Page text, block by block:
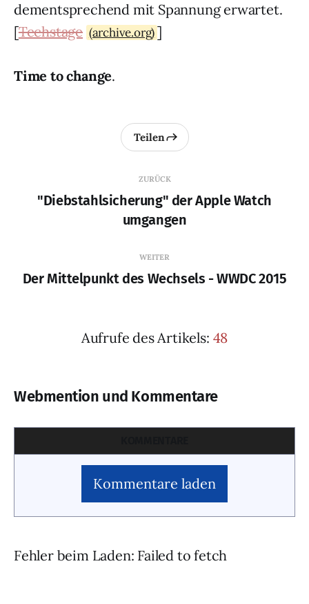
dementsprechend mit Spannung erwartet.
[Techstage (archive.org)]
Time to change.
ZURÜCK
"Diebstahlsicherung" der Apple Watch
umgangen
Teilen
WEITER
Der Mittelpunkt des Wechsels - WWDC 2015
Aufrufe des Artikels: 48
Webmention und Kommentare
Kommentare laden
Fehler beim Laden: Failed to fetch